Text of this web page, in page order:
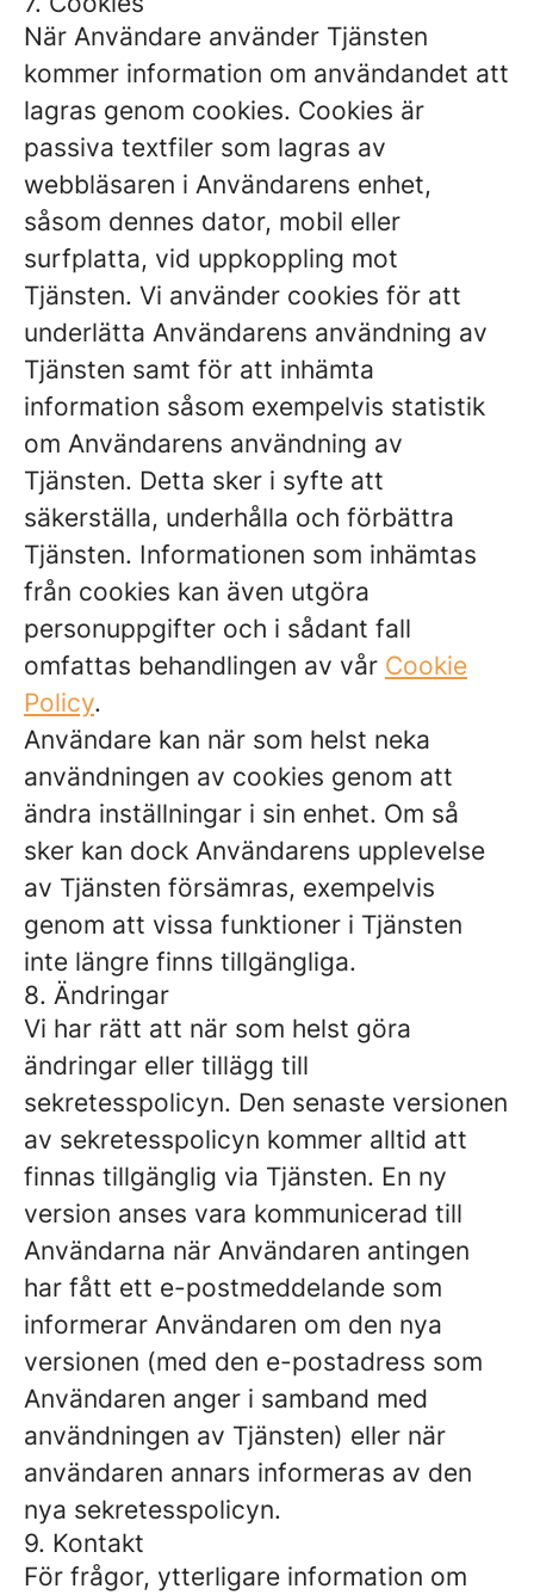
När Användare använder Tjänsten
kommer information om användandet att
lagras genom cookies. Cookies är
passiva textfiler som lagras av
webbläsaren i Användarens enhet,
såsom dennes dator, mobil eller
surfplatta, vid uppkoppling mot
Tjänsten. Vi använder cookies för att
underlätta Användarens användning av
Tjänsten samt för att inhämta
information såsom exempelvis statistik
om Användarens användning av
Tjänsten. Detta sker i syfte att
säkerställa, underhålla och förbättra
Tjänsten. Informationen som inhämtas
från cookies kan även utgöra
personuppgifter och i sådant fall
omfattas behandlingen av vår Cookie
Policy.
Användare kan när som helst neka
användningen av cookies genom att
ändra inställningar i sin enhet. Om så
sker kan dock Användarens upplevelse
av Tjänsten försämras, exempelvis
genom att vissa funktioner i Tjänsten
inte längre finns tillgängliga.
8. Ändringar
Vi har rätt att när som helst göra
ändringar eller tillägg till
sekretesspolicyn. Den senaste versionen
av sekretesspolicyn kommer alltid att
finnas tillgänglig via Tjänsten. En ny
version anses vara kommunicerad till
Användarna när Användaren antingen
har fått ett e-postmeddelande som
informerar Användaren om den nya
versionen (med den e-postadress som
Användaren anger i samband med
användningen av Tjänsten) eller när
användaren annars informeras av den
nya sekretesspolicyn.
9. Kontakt
För frågor, ytterligare information om